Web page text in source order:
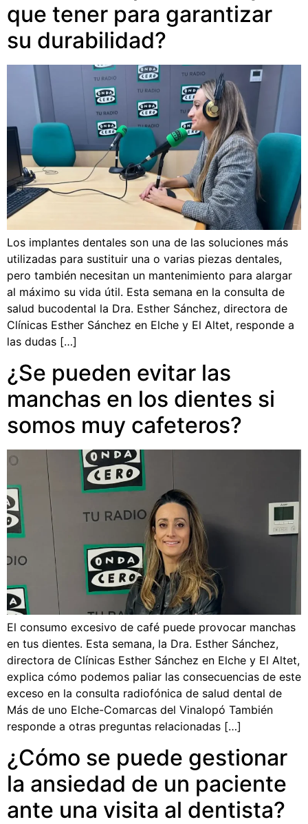
que tener para garantizar
su durabilidad?
Los implantes dentales son una de las soluciones más
utilizadas para sustituir una o varias piezas dentales,
pero también necesitan un mantenimiento para alargar
al máximo su vida útil. Esta semana en la consulta de
salud bucodental la Dra. Esther Sánchez, directora de
Clínicas Esther Sánchez en Elche y El Altet, responde a
las dudas […]
¿Se pueden evitar las
manchas en los dientes si
somos muy cafeteros?
El consumo excesivo de café puede provocar manchas
en tus dientes. Esta semana, la Dra. Esther Sánchez,
directora de Clínicas Esther Sánchez en Elche y El Altet,
explica cómo podemos paliar las consecuencias de este
exceso en la consulta radiofónica de salud dental de
Más de uno Elche-Comarcas del Vinalopó También
responde a otras preguntas relacionadas […]
¿Cómo se puede gestionar
la ansiedad de un paciente
ante una visita al dentista?